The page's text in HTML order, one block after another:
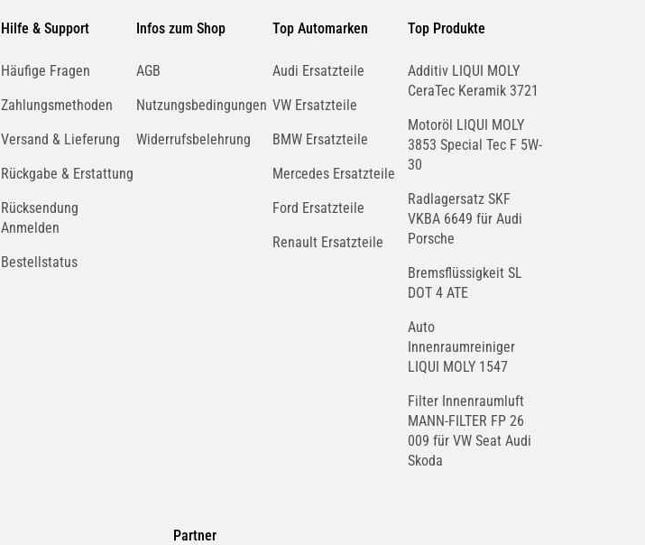
Hilfe & Support
Häufige Fragen
Zahlungsmethoden
Versand & Lieferung
Rückgabe & Erstattung
Rücksendung
Anmelden
Bestellstatus
Infos zum Shop
AGB
Nutzungsbedingungen
Widerrufsbelehrung
Top Automarken
Audi Ersatzteile
VW Ersatzteile
BMW Ersatzteile
Mercedes Ersatzteile
Ford Ersatzteile
Renault Ersatzteile
Top Produkte
Additiv LIQUI MOLY
CeraTec Keramik 3721
Motoröl LIQUI MOLY
3853 Special Tec F 5W-
30
Radlagersatz SKF
VKBA 6649 für Audi
Porsche
Bremsflüssigkeit SL
DOT 4 ATE
Auto
Innenraumreiniger
LIQUI MOLY 1547
Filter Innenraumluft
MANN-FILTER FP 26
009 für VW Seat Audi
Skoda
Partner